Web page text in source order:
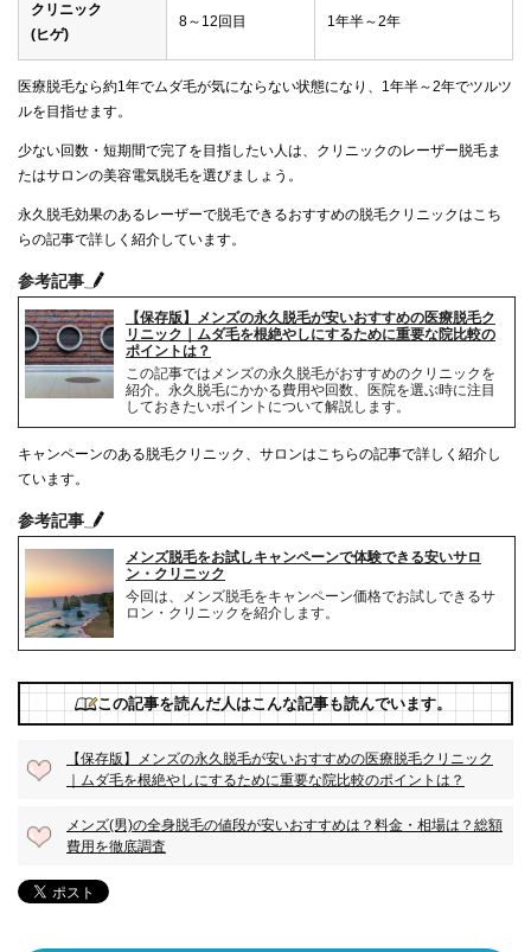
クリニック
(ヒゲ)
8～12回目 1年半～2年
医療脱毛なら約1年でムダ毛が気にならない状態になり、1年半～2年でツルツ
ルを目指せます。
少ない回数・短期間で完了を目指したい人は、クリニックのレーザー脱毛ま
たはサロンの美容電気脱毛を選びましょう。
永久脱毛効果のあるレーザーで脱毛できるおすすめの脱毛クリニックはこち
らの記事で詳しく紹介しています。
参考記事
【保存版】メンズの永久脱毛が安いおすすめの医療脱毛ク
リニック｜ムダ毛を根絶やしにするために重要な院比較の
ポイントは？
この記事ではメンズの永久脱毛がおすすめのクリニックを
紹介。永久脱毛にかかる費用や回数、医院を選ぶ時に注目
しておきたいポイントについて解説します。
キャンペーンのある脱毛クリニック、サロンはこちらの記事で詳しく紹介し
ています。
参考記事
メンズ脱毛をお試しキャンペーンで体験できる安いサロ
ン・クリニック
今回は、メンズ脱毛をキャンペーン価格でお試しできるサ
ロン・クリニックを紹介します。
この記事を読んだ人はこんな記事も読んでいます。
【保存版】メンズの永久脱毛が安いおすすめの医療脱毛クリニック
｜ムダ毛を根絶やしにするために重要な院比較のポイントは？
メンズ(男)の全身脱毛の値段が安いおすすめは？料金・相場は？総額
費用を徹底調査